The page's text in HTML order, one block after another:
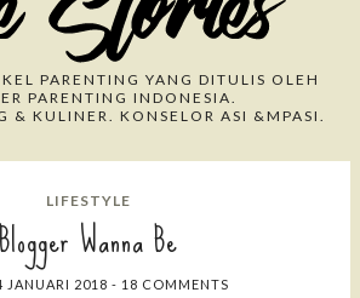
PARENTING YANG DITULIS OLEH
PARENTING INDONESIA.
& KULINER. KONSELOR ASI &MPASI.
LIFESTYLE
Blogger Wanna Be
JANUARI 2018- 18 COMMENTS